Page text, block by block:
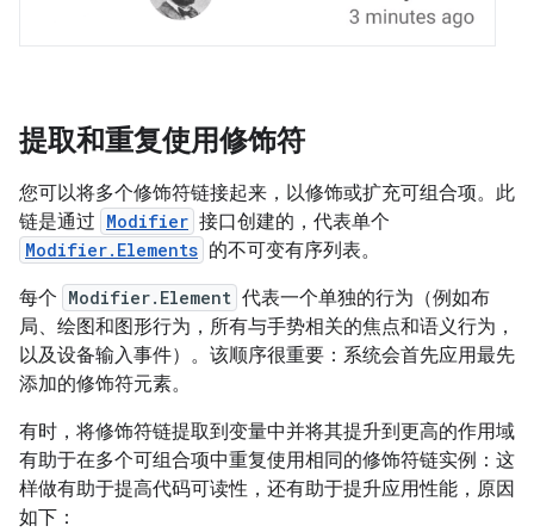
提取和重复使用修饰符
您可以将多个修饰符链接起来，以修饰或扩充可组合项。此
链是通过 Modifier 接口创建的，代表单个
Modifier.Elements 的不可变有序列表。
每个 Modifier.Element 代表一个单独的行为（例如布
局、绘图和图形行为，所有与手势相关的焦点和语义行为，
以及设备输入事件）。该顺序很重要：系统会首先应用最先
添加的修饰符元素。
有时，将修饰符链提取到变量中并将其提升到更高的作用域
有助于在多个可组合项中重复使用相同的修饰符链实例：这
样做有助于提高代码可读性，还有助于提升应用性能，原因
如下：